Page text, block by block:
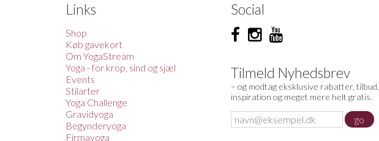
Links
Shop
Køb gavekort
Om YogaStream
Yoga - for krop, sind og sjæl
Events
Stilarter
Yoga Challenge
Gravidyoga
Begynderyoga
Firmayoga
Social
Tilmeld Nyhedsbrev
– og modtag eksklusive rabatter, tilbud,
inspiration og meget mere helt gratis.